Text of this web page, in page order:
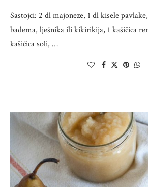
Sastojci: 2 dl majoneze, 1 dl kisele
badema, lješnika ili kikirikija, 1 kašičica
kašičica soli, …